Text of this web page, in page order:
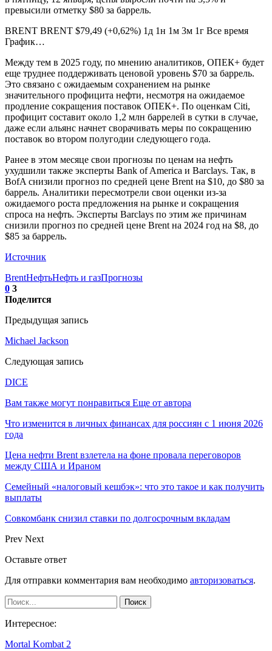
превысили отметку $80 за баррель.
BRENT BRENT $79,49 (+0,62%) 1д 1н 1м 3м 1г Все время
График…
Между тем в 2025 году, по мнению аналитиков, ОПЕК+ будет
еще труднее поддерживать ценовой уровень $70 за баррель.
Это связано с ожидаемым сохранением на рынке
значительного профицита нефти, несмотря на ожидаемое
продление сокращения поставок ОПЕК+. По оценкам Citi,
профицит составит около 1,2 млн баррелей в сутки в случае,
даже если альянс начнет сворачивать меры по сокращению
поставок во втором полугодии следующего года.
Ранее в этом месяце свои прогнозы по ценам на нефть
ухудшили также эксперты Bank of America и Barclays. Так, в
BofA снизили прогноз по средней цене Brent на $10, до $80 за
баррель. Аналитики пересмотрели свои оценки из-за
ожидаемого роста предложения на рынке и сокращения
спроса на нефть. Эксперты Barclays по этим же причинам
снизили прогноз по средней цене Brent на 2024 год на $8, до
$85 за баррель.
Источник
BrentНефтьНефть и газПрогнозы
0 3
Поделится
Предыдущая запись
Michael Jackson
Следующая запись
DICE
Вам также могут понравиться Еще от автора
Что изменится в личных финансах для россиян с 1 июня 2026
года
Цена нефти Brent взлетела на фоне провала переговоров
между США и Ираном
Семейный «налоговый кешбэк»: что это такое и как получить
выплаты
Совкомбанк снизил ставки по долгосрочным вкладам
Prev Next
Оставьте ответ
Для отправки комментария вам необходимо авторизоваться.
Интересное:
Mortal Kombat 2